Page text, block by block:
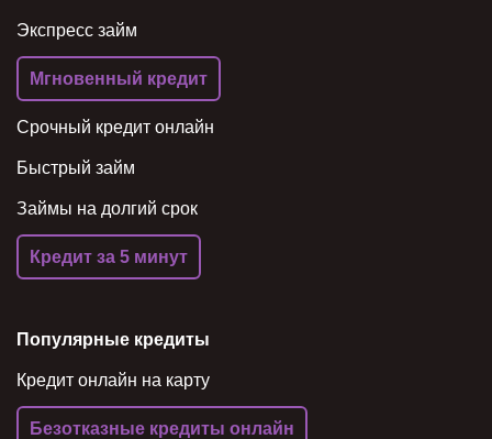
Экспресс займ
Мгновенный кредит
Срочный кредит онлайн
Быстрый займ
Займы на долгий срок
Кредит за 5 минут
Популярные кредиты
Кредит онлайн на карту
Безотказные кредиты онлайн